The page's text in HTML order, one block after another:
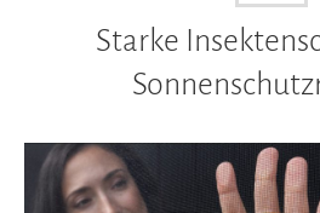
Starke